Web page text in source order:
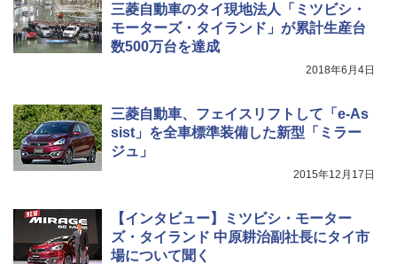
三菱自動車のタイ現地法人「ミツビシ・
モーターズ・タイランド」が累計生産台
数500万台を達成
2018年6月4日
三菱自動車、フェイスリフトして「e-As
sist」を全車標準装備した新型「ミラー
ジュ」
2015年12月17日
【インタビュー】ミツビシ・モーター
ズ・タイランド 中原耕治副社長にタイ市
場について聞く